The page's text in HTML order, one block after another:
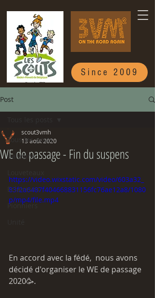
Since 2009
Post
Tous les posts
Baladins
Eclaireurs
Pionniers
WE de passage - Fin du suspens
scout3vmh
13 août 2020
https://video.wixstatic.com/video/603a32_
83f2a6487f404668831156fc76ae12a8/1080
p/mp4/file.mp4
En accord avec la fédé,  nous avons
décidé d'organiser le WE de passage
2020🥳.